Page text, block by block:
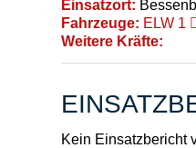
Einsatzort:
Fahrzeuge: ELW 1
Weitere Kräfte:
Kein Einsatzbericht